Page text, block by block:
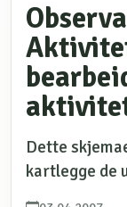
Dette
kartlegge de